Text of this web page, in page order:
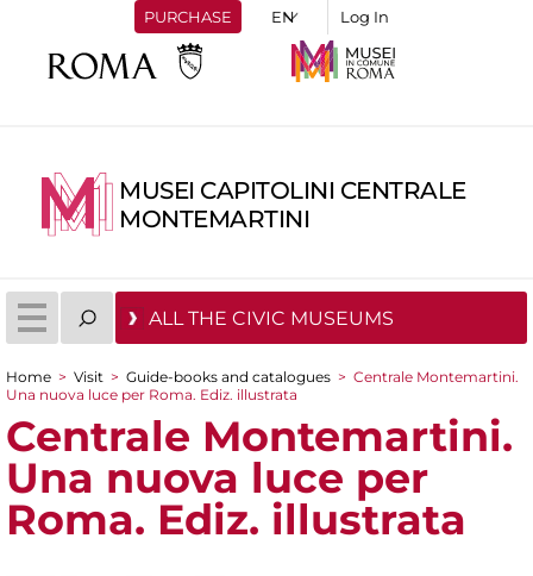
PURCHASE Log In
MUSEI CAPITOLINI CENTRALE
MONTEMARTINI
ALL THE CIVIC MUSEUMS
You are here
Home > Visit > Guide-books and catalogues > Centrale Montemartini.
Una nuova luce per Roma. Ediz. illustrata
Centrale Montemartini.
Una nuova luce per
Roma. Ediz. illustrata